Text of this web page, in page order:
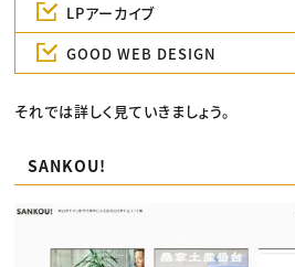
LPアーカイブ
GOOD WEB DESIGN
それでは詳しく見ていきましょう。
SANKOU!